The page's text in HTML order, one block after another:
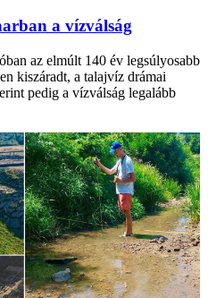
a vízválság
az elmúlt 140 év legsúlyosabb
kiszáradt, a talajvíz drámai
pedig a vízválság legalább